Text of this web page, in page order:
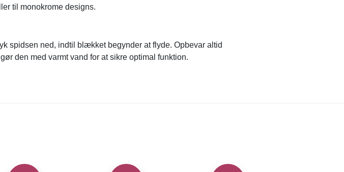
til monokrome designs.
spidsen ned, indtil blækket begynder at flyde. Opbevar altid
den med varmt vand for at sikre optimal funktion.